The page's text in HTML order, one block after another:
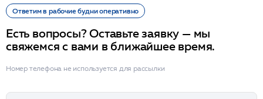
Ответим в рабочие будни оперативно
Есть вопросы? Оставьте заявку — мы
свяжемся с вами в ближайшее время.
Номер телефона не используется для рассылки